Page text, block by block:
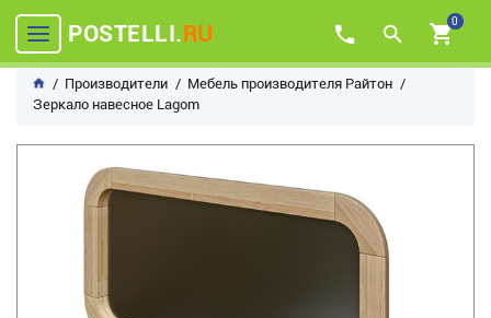
POSTELLI.RU 0
Производители
Мебель производителя Райтон
Зеркало навесное Lagom